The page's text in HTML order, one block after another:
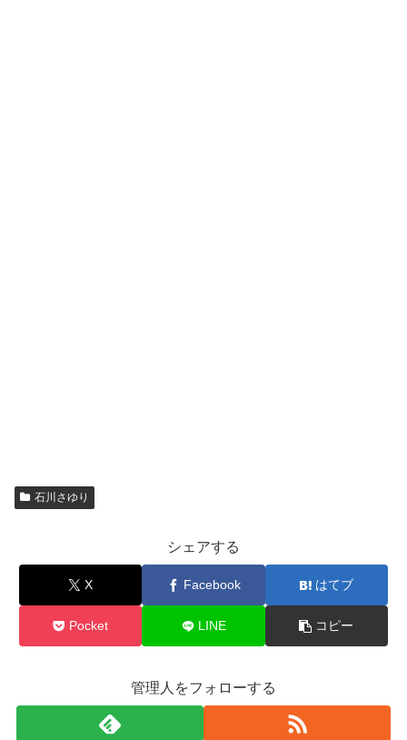
石川さゆり
シェアする
X Facebook はてブ
Pocket LINE コピー
管理人をフォローする